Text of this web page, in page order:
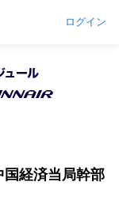
ログイン
経済当局幹部